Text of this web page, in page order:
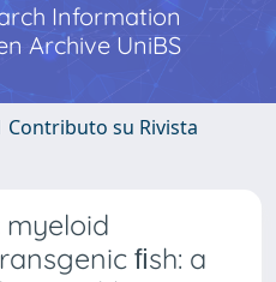
Information
Archive UniBS
Contributo su Rivista
myeloid
ﬁsh: a